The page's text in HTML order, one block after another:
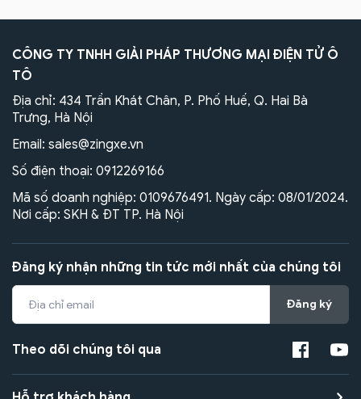
CÔNG TY TNHH GIẢI PHÁP THƯƠNG MẠI ĐIỆN TỬ Ô
TÔ
Địa chỉ: 434 Trần Khát Chân, P. Phố Huế, Q. Hai Bà
Trưng, Hà Nội
Email: sales@zingxe.vn
Số điện thoại: 0912269166
Mã số doanh nghiệp: 0109676491. Ngày cấp: 08/01/2024.
Nơi cấp: SKH & ĐT TP. Hà Nội
Đăng ký nhận những tin tức mới nhất của chúng tôi
Đăng ký
Theo dõi chúng tôi qua